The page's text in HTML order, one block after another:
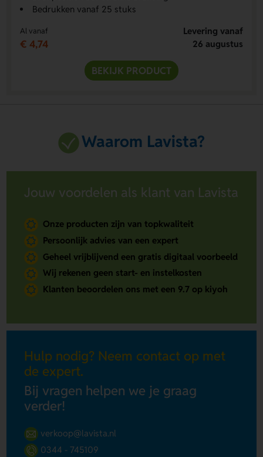
Bedrukken vanaf 25 stuks
Al vanaf
€ 4,74
Levering vanaf
26 augustus
BEKIJK PRODUCT
Waarom Lavista?
Jouw voordelen als klant van Lavista
Onze producten zijn van topkwaliteit
Persoonlijk advies van een expert
Geheel vrijblijvend een gratis digitaal voorbeeld
Wij rekenen geen start- en instelkosten
Klanten beoordelen ons met een 9.7 op kiyoh
Hulp nodig? Neem contact op met
de expert.
Bij vragen helpen we je graag
verder!
verkoop@lavista.nl
0344 - 745109